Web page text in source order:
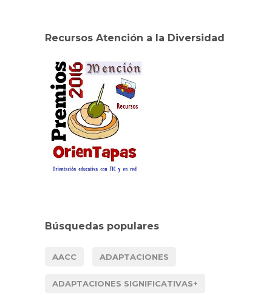
Recursos Atención a la Diversidad
Búsquedas populares
AACC ADAPTACIONES
ADAPTACIONES SIGNIFICATIVAS+